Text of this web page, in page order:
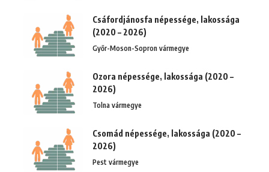
Csáfordjánosfa népessége, lakossága
(2020 – 2026)
Győr-Moson-Sopron vármegye
Ozora népessége, lakossága (2020 –
2026)
Tolna vármegye
Csomád népessége, lakossága (2020 –
2026)
Pest vármegye